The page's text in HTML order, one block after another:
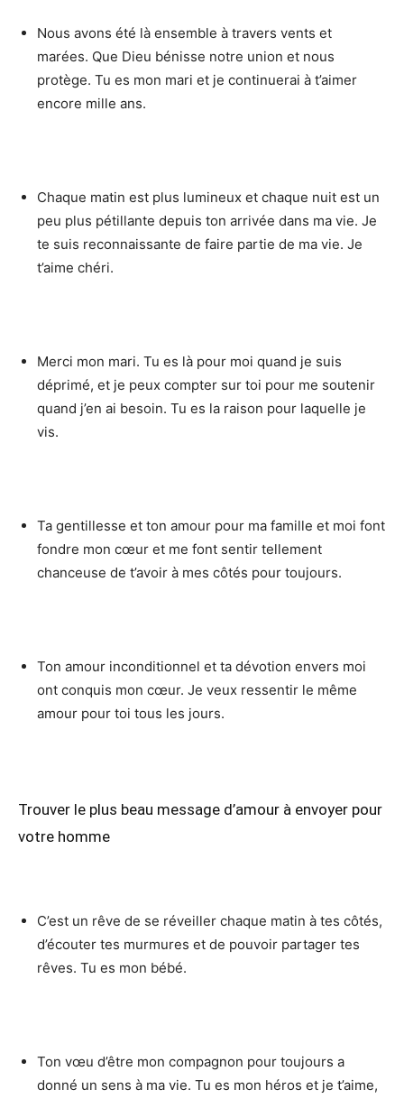
Nous avons été là ensemble à travers vents et
marées. Que Dieu bénisse notre union et nous
protège. Tu es mon mari et je continuerai à t’aimer
encore mille ans.
Chaque matin est plus lumineux et chaque nuit est un
peu plus pétillante depuis ton arrivée dans ma vie. Je
te suis reconnaissante de faire partie de ma vie. Je
t’aime chéri.
Merci mon mari. Tu es là pour moi quand je suis
déprimé, et je peux compter sur toi pour me soutenir
quand j’en ai besoin. Tu es la raison pour laquelle je
vis.
Ta gentillesse et ton amour pour ma famille et moi font
fondre mon cœur et me font sentir tellement
chanceuse de t’avoir à mes côtés pour toujours.
Ton amour inconditionnel et ta dévotion envers moi
ont conquis mon cœur. Je veux ressentir le même
amour pour toi tous les jours.
Trouver le plus beau message d’amour à envoyer pour
votre homme
C’est un rêve de se réveiller chaque matin à tes côtés,
d’écouter tes murmures et de pouvoir partager tes
rêves. Tu es mon bébé.
Ton vœu d’être mon compagnon pour toujours a
donné un sens à ma vie. Tu es mon héros et je t’aime,